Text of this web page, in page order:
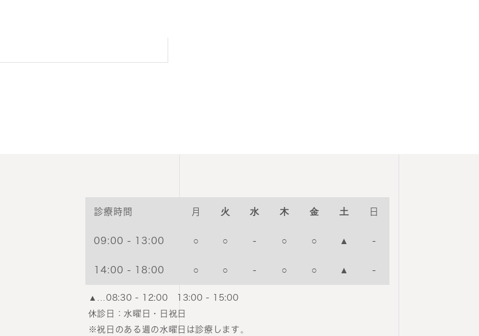
診療時間 月 火 水 木 金 土 日
09:00 - 13:00 ○ ○ - ○ ○ ▲ -
14:00 - 18:00 ○ ○ - ○ ○ ▲ -
▲…08:30 - 12:00 13:00 - 15:00
休診日： 水曜日・日祝日
※祝日のある週の水曜日は診療します。